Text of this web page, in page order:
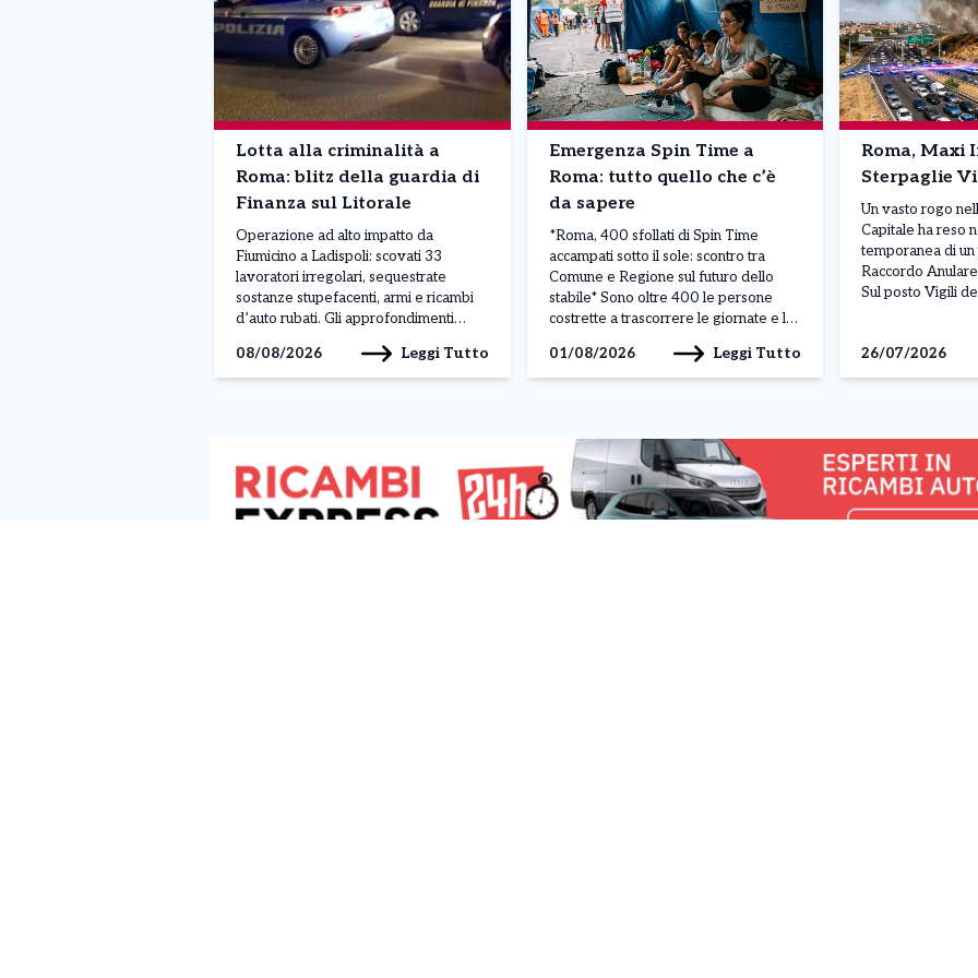
Lotta alla criminalità a
Roma: blitz della guardia di
Finanza sul Litorale
Operazione ad alto impatto da
Fiumicino a Ladispoli: scovati 33
lavoratori irregolari, sequestrate
sostanze stupefacenti, armi e ricambi
d’auto rubati. Gli approfondimenti
sul comparto turistico capitolino.
ROMA – Un maxi piano di controlli
[…]
08/08/2026 Leggi Tutto
Emergenza Spin Time a
Roma: tutto quello che c’è
da sapere
*Roma, 400 sfollati di Spin Time
accampati sotto il sole: scontro tra
Comune e Regione sul futuro dello
stabile* Sono oltre 400 le persone
costrette a trascorrere le giornate e le
Roma, dopo l’evacuazione dello
stabile occupato di Spin Time Labs, in
01/08/2026 Leggi Tutto
Roma, Maxi
Sterpaglie
Un vasto rogo
Capitale ha reso
temporanea di
Raccordo
Sul posto Vigili
elicotteri,
dell’Ordine.
pura emergenza
viabilità e della
26/07/2026